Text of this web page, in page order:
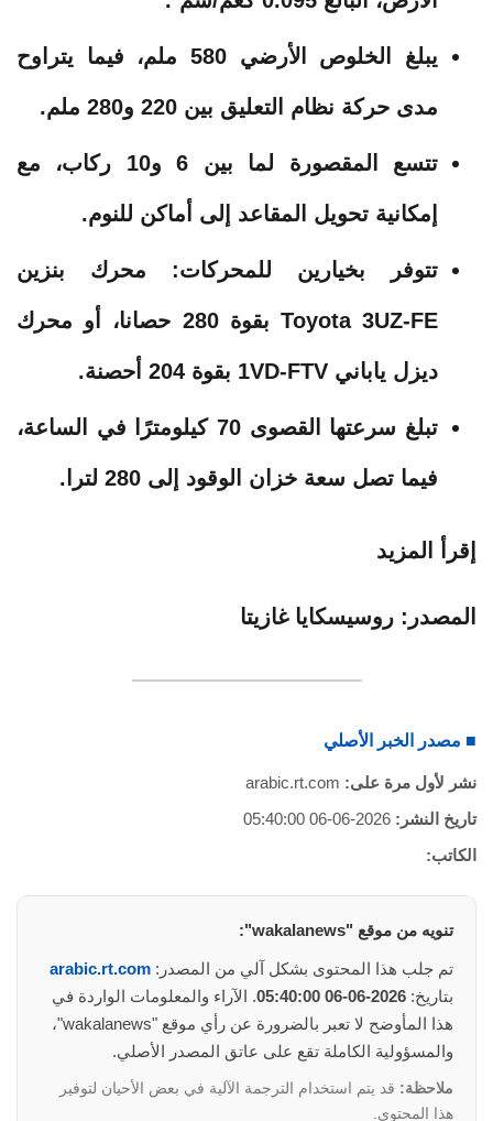
يبلغ الخلوص الأرضي 580 ملم، فيما يتراوح
مدى حركة نظام التعليق بين 220 و280 ملم.
تتسع المقصورة لما بين 6 و10 ركاب، مع
إمكانية تحويل المقاعد إلى أماكن للنوم.
تتوفر بخيارين للمحركات: محرك بنزين
Toyota 3UZ-FE بقوة 280 حصانا، أو محرك
ديزل ياباني 1VD-FTV بقوة 204 أحصنة.
تبلغ سرعتها القصوى 70 كيلومترًا في الساعة،
فيما تصل سعة خزان الوقود إلى 280 لترا.
إقرأ المزيد
المصدر: روسيسكايا غازيتا
■ مصدر الخبر الأصلي
نشر لأول مرة على: arabic.rt.com
تاريخ النشر: 2026-06-06 05:40:00
الكاتب:
تنويه من موقع "wakalanews":
تم جلب هذا المحتوى بشكل آلي من المصدر: arabic.rt.com
بتاريخ: 2026-06-06 05:40:00
. الآراء والمعلومات الواردة في
هذا المأوضح لا تعبر بالضرورة عن رأي موقع "wakalanews"،
والمسؤولية الكاملة تقع على عاتق المصدر الأصلي.
ملاحظة: قد يتم استخدام الترجمة الآلية في بعض الأحيان لتوفير
هذا المحتوى.